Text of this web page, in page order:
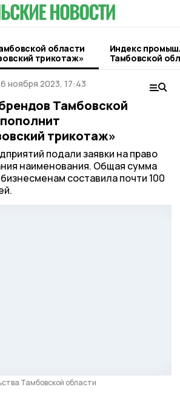
области
трикотаж»
Индекс
Тамбовской
ноября 2023, 17:43
Тамбовской
трикотаж»
подали заявки на право
наименования. Общая сумма
составила почти 100
Тамбовской области